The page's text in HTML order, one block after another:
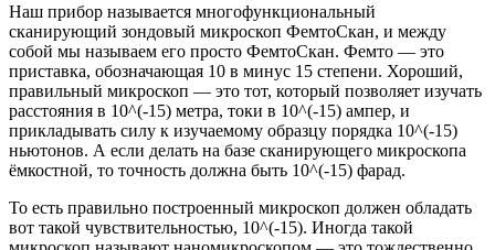
Наш прибор называется многофункциональный
сканирующий зондовый микроскоп ФемтоСкан, и между
собой мы называем его просто ФемтоСкан. Фемто — это
приставка, обозначающая 10 в минус 15 степени. Хороший,
правильный микроскоп — это тот, который позволяет изучать
расстояния в 10^(-15) метра, токи в 10^(-15) ампер, и
прикладывать силу к изучаемому образцу порядка 10^(-15)
ньютонов. А если делать на базе сканирующего микроскопа
ёмкостной, то точность должна быть 10^(-15) фарад.
То есть правильно построенный микроскоп должен обладать
вот такой чувствительностью, 10^(-15). Иногда такой